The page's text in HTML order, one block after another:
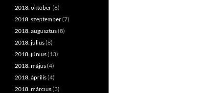
2018. október(8)
2018. szeptember(7)
2018. augusztus(8)
2018. július(8)
2018. június(13)
2018. május(4)
2018. április(4)
2018. március(3)